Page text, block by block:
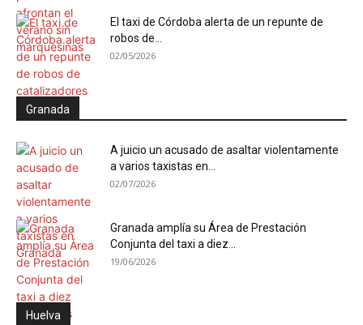
El taxi de Córdoba alerta de un repunte de
robos de...
02/05/2026
Granada
A juicio un acusado de asaltar violentamente
a varios taxistas en...
02/07/2026
Granada amplía su Área de Prestación
Conjunta del taxi a diez...
19/06/2026
Huelva